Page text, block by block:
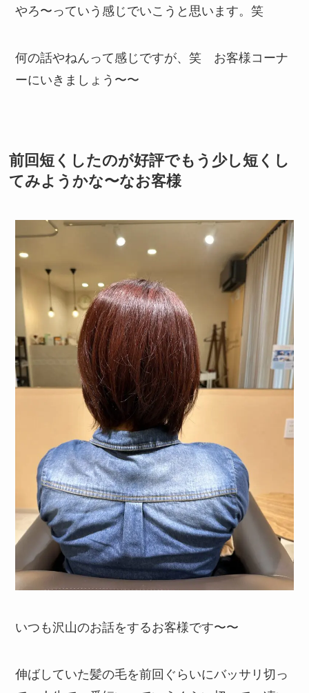
やろ〜っていう感じでいこうと思います。笑
何の話やねんって感じですが、笑 お客様コーナ
ーにいきましょう〜〜
前回短くしたのが好評でもう少し短くし
てみようかな〜なお客様
いつも沢山のお話をするお客様です〜〜
伸ばしていた髪の毛を前回ぐらいにバッサリ切っ